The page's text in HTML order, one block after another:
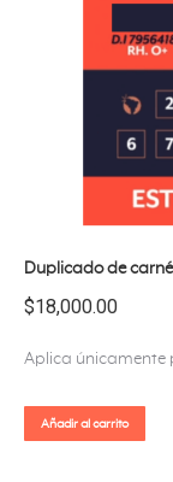
Duplicado de
$18,000.00
Aplica únicamente
Añadir al carrito